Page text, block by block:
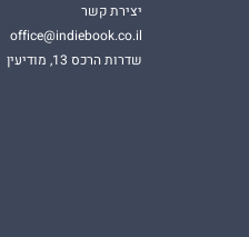
יצירת קשר
office@indiebook.co.il
שדרות הרכס 13, מודיעין